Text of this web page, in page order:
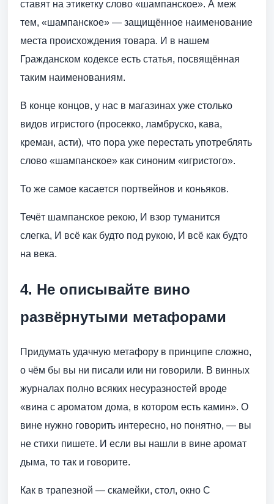
ставят на этикетку слово «шампанское». А меж
тем, «шампанское» — защищённое наименование
места происхождения товара. И в нашем
Гражданском кодексе есть статья, посвящённая
таким наименованиям.
В конце концов, у нас в магазинах уже столько
видов игристого (просекко, ламбруско, кава,
креман, асти), что пора уже перестать употреблять
слово «шампанское» как синоним «игристого».
То же самое касается портвейнов и коньяков.
Течёт шампанское рекою, И взор туманится
слегка, И всё как будто под рукою, И всё как будто
на века.
4. Не описывайте вино
развёрнутыми метафорами
Придумать удачную метафору в принципе сложно,
о чём бы вы ни писали или ни говорили. В винных
журналах полно всяких несуразностей вроде
«вина с ароматом дома, в котором есть камин». О
вине нужно говорить интересно, но понятно, — вы
не стихи пишете. И если вы нашли в вине аромат
дыма, то так и говорите.
Как в трапезной — скамейки, стол, окно С